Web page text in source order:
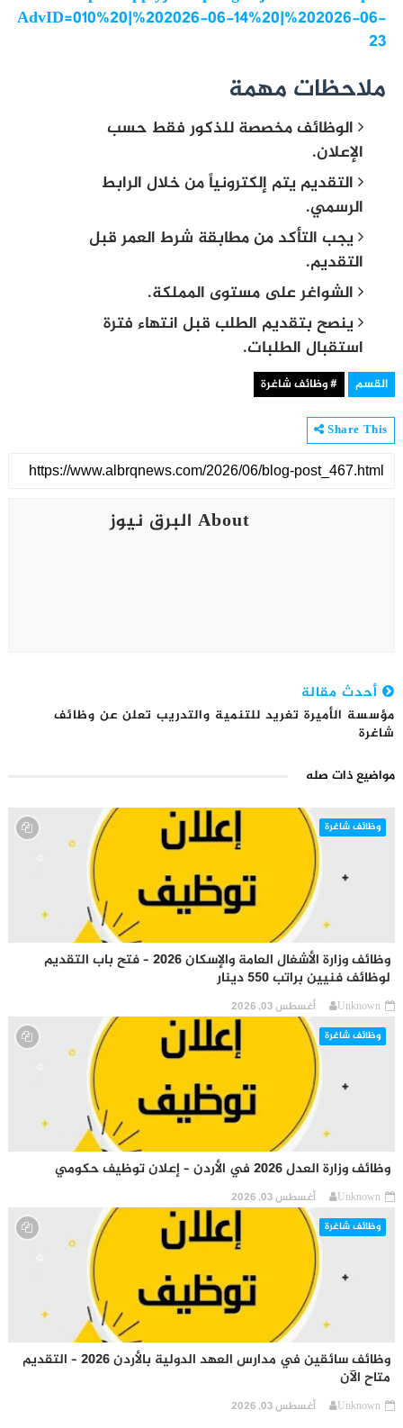
AdvID=010%20|%202026-06-14%20|%202026-06-
23
ملاحظات مهمة
الوظائف مخصصة للذكور فقط حسب
الإعلان.
التقديم يتم إلكترونياً من خلال الرابط
الرسمي.
يجب التأكد من مطابقة شرط العمر قبل
التقديم.
الشواغر على مستوى المملكة.
ينصح بتقديم الطلب قبل انتهاء فترة
استقبال الطلبات.
القسم # وظائف شاغرة
Share This
About البرق نيوز
أحدث مقالة
مؤسسة الأميرة تغريد للتنمية والتدريب تعلن عن وظائف
شاغرة
مواضيع ذات صله
وظائف شاغرة
وظائف وزارة الأشغال العامة والإسكان 2026 – فتح باب التقديم
لوظائف فنيين براتب 550 دينار
Unknown أغسطس 03, 2026
وظائف شاغرة
وظائف وزارة العدل 2026 في الأردن – إعلان توظيف حكومي
Unknown أغسطس 03, 2026
وظائف شاغرة
وظائف سائقين في مدارس العهد الدولية بالأردن 2026 – التقديم
متاح الآن
Unknown أغسطس 03, 2026